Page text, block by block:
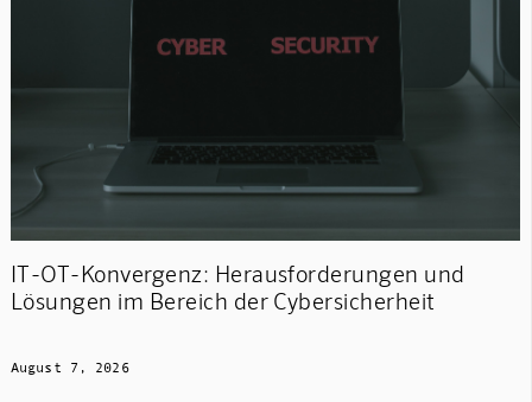
IT-OT-Konvergenz: Herausforderungen und
Lösungen im Bereich der Cybersicherheit
August 7, 2026